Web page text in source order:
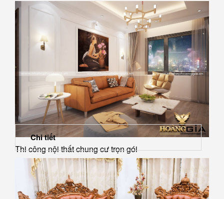
Thi công nội thất chung cư trọn gói
Chi tiết